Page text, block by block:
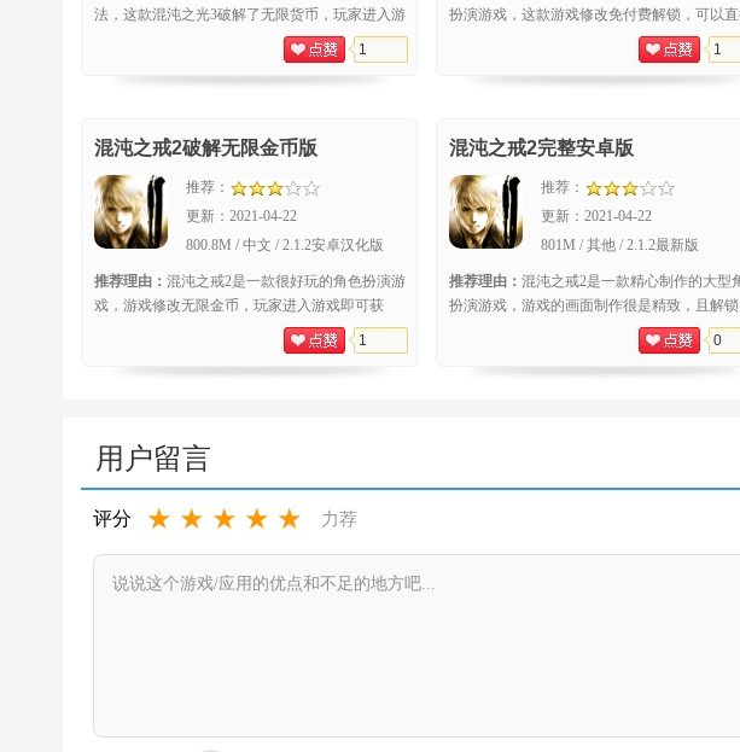
法，这款混沌之光3破解了无限货币，玩家进入游
戏即可获取。游戏的玩法很简单，玩家在游戏过
1
扮演游戏，这款游戏修改免付费解锁，可以
进行游戏。这款游戏的画面制作很精致，搭
1
混沌之戒2破解无限金币版
推荐：
更新： 2021-04-22
800.8M / 中文 / 2.1.2安卓汉化版
推荐理由： 混沌之戒2是一款很好玩的角色扮演游
戏，游戏修改无限金币，玩家进入游戏即可获
取。这款游戏采用经典的角色扮演玩法，玩家在
1
混沌之戒2完整安卓版
推荐：
更新： 2021-04-22
801M / 其他 / 2.1.2最新版
推荐理由： 混沌之戒2是一款精心制作的大型
扮演游戏，游戏的画面制作很是精致，且解
完整版。这款游戏采用经典的角色扮演玩法
0
用户留言
评分 ★ ★ ★ ★ ★ 力荐